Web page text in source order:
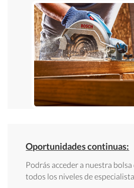
Oportunidades continuas:
Podrás acceder a nuestra
todos los niveles de